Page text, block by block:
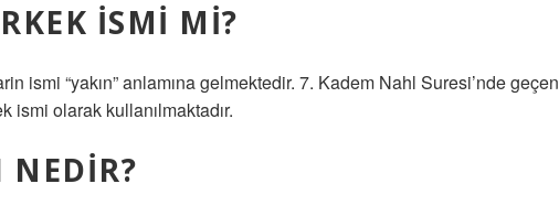
ISMI MI?
ismi “yakın” anlamına gelmektedir. 7. Kadem Nahl Suresi’nde geçen
ismi olarak kullanılmaktadır.
NEDIR?